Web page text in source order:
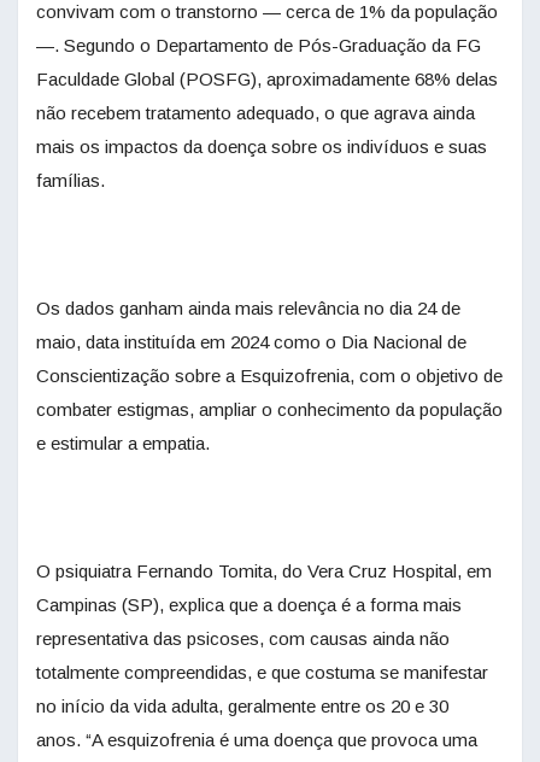
convivam com o transtorno — cerca de 1% da população
—. Segundo o Departamento de Pós-Graduação da FG
Faculdade Global (POSFG), aproximadamente 68% delas
não recebem tratamento adequado, o que agrava ainda
mais os impactos da doença sobre os indivíduos e suas
famílias.
Os dados ganham ainda mais relevância no dia 24 de
maio, data instituída em 2024 como o Dia Nacional de
Conscientização sobre a Esquizofrenia, com o objetivo de
combater estigmas, ampliar o conhecimento da população
e estimular a empatia.
O psiquiatra Fernando Tomita, do Vera Cruz Hospital, em
Campinas (SP), explica que a doença é a forma mais
representativa das psicoses, com causas ainda não
totalmente compreendidas, e que costuma se manifestar
no início da vida adulta, geralmente entre os 20 e 30
anos. “A esquizofrenia é uma doença que provoca uma